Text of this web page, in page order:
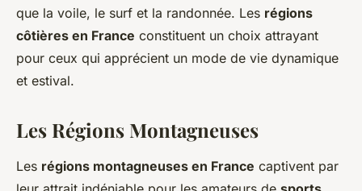
que la voile, le surf et la randonnée. Les régions
côtières en France constituent un choix attrayant
pour ceux qui apprécient un mode de vie dynamique
et estival.
Les Régions Montagneuses
Les régions montagneuses en France captivent par